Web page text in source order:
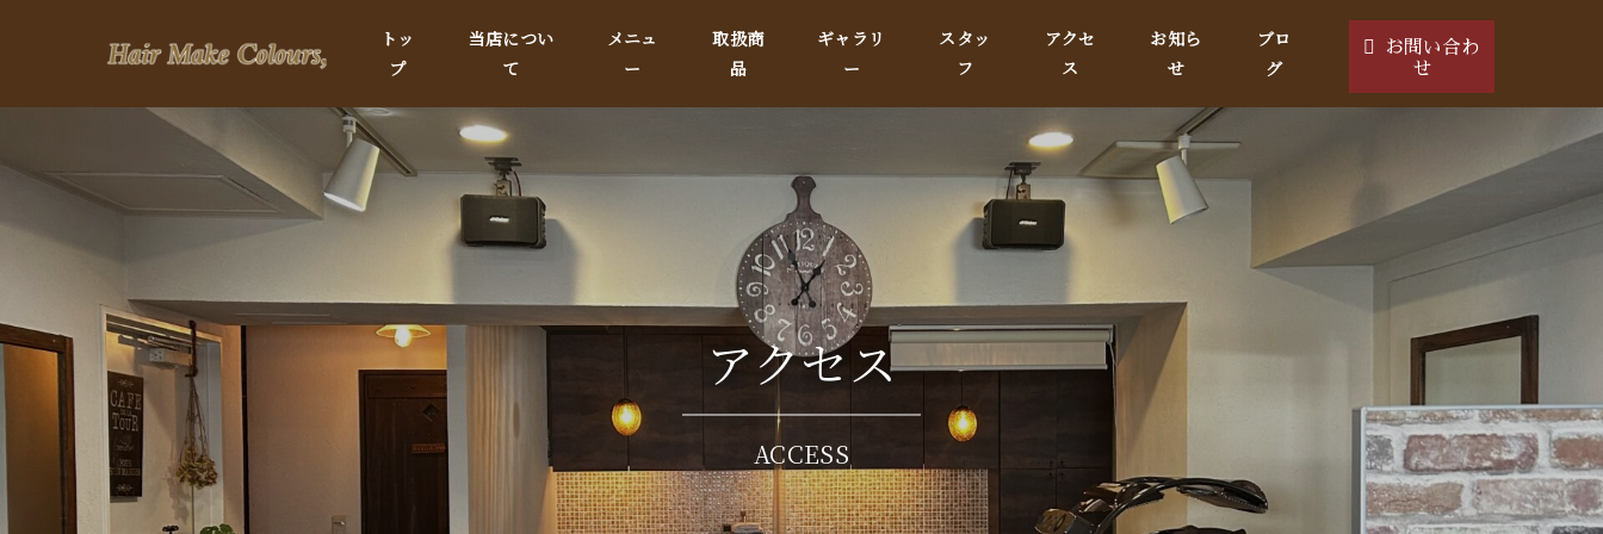
トッ
プ
当店につい
て
メニュ
ー
取扱商
品
ギャラリ
ー
スタッ
フ
アクセ
ス
お知ら
せ
ブロ
グ
お問い合わ
せ
アクセス
ACCESS